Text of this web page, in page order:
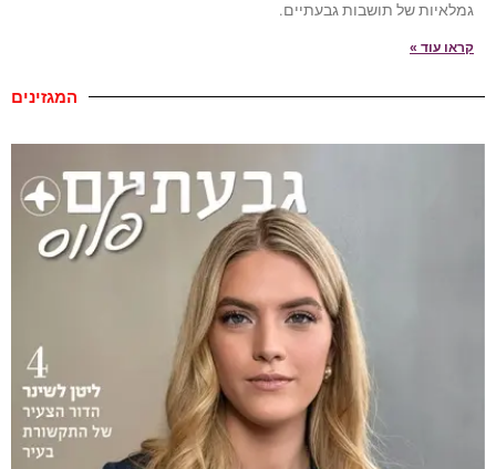
גמלאיות של תושבות גבעתיים.
קראו עוד »
המגזינים